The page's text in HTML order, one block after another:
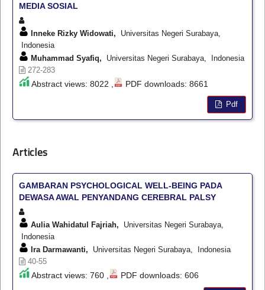
MEDIA SOSIAL
Inneke Rizky Widowati, Universitas Negeri Surabaya,
Indonesia
Muhammad Syafiq, Universitas Negeri Surabaya, Indonesia
272-283
Abstract views: 8022 , PDF downloads: 8661
Pdf
Articles
GAMBARAN PSYCHOLOGICAL WELL-BEING PADA
DEWASA AWAL PENYANDANG CEREBRAL PALSY
Aulia Wahidatul Fajriah, Universitas Negeri Surabaya,
Indonesia
Ira Darmawanti, Universitas Negeri Surabaya, Indonesia
40-55
Abstract views: 760 , PDF downloads: 606